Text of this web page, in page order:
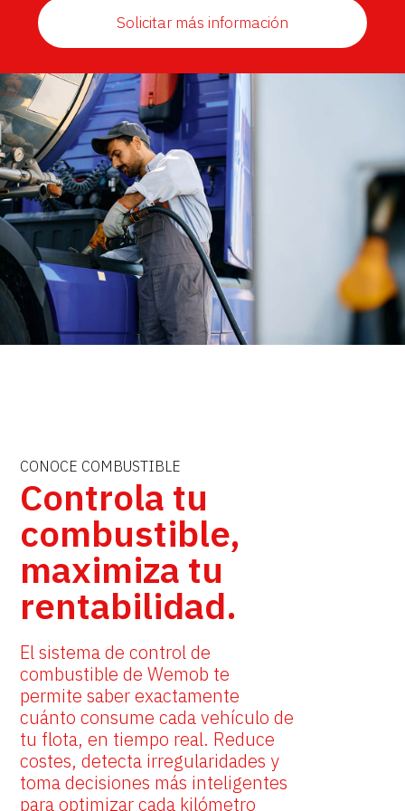
Solicitar más información
CONOCE COMBUSTIBLE
Controla tu
combustible,
maximiza tu
rentabilidad.
El sistema de control de
combustible de Wemob te
permite saber exactamente
cuánto consume cada vehículo de
tu flota, en tiempo real. Reduce
costes, detecta irregularidades y
toma decisiones más inteligentes
para optimizar cada kilómetro